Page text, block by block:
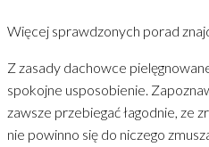
Więcej sprawdzonych porad
Z zasady dachowce
spokojne usposobienie.
zawsze przebiegać łagodnie, ze
nie powinno się do niczego